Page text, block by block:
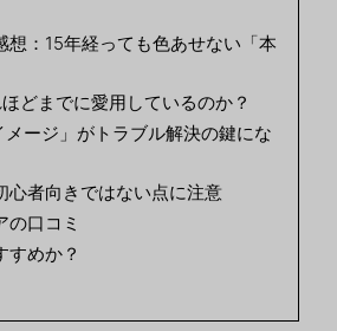
想：15年経っても色あせない「本
どまでに愛用しているのか？
メージ」がトラブル解決の鍵にな
心者向きではない点に注意
の口コミ
すめか？